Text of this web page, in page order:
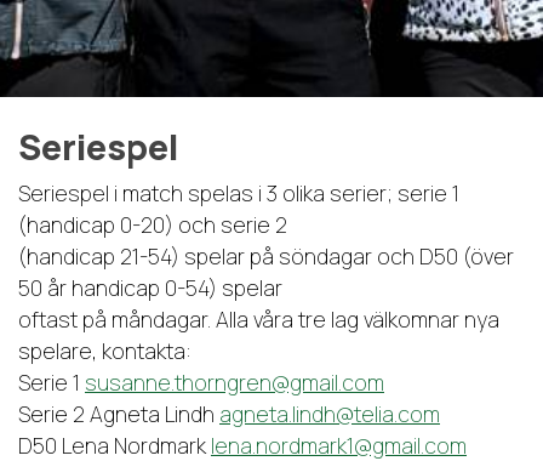
Seriespel
Seriespel i match spelas i 3 olika serier; serie 1
(handicap 0-20) och serie 2
(handicap 21-54) spelar på söndagar och D50 (över
50 år handicap 0-54) spelar
oftast på måndagar. Alla våra tre lag välkomnar nya
spelare, kontakta:
Serie 1 susanne.thorngren@gmail.com
Serie 2 Agneta Lindh agneta.lindh@telia.com
D50 Lena Nordmarklena.nordmark1@gmail.com